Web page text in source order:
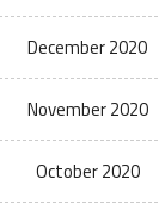
December 2020
November 2020
October 2020